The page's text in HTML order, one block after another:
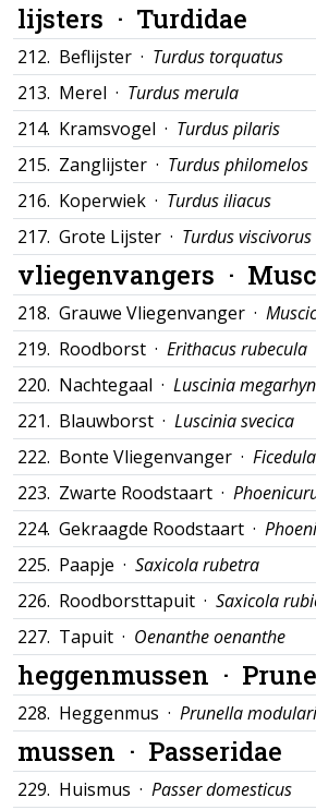
lijsters · Turdidae
212. Beflijster · Turdus torquatus
213. Merel · Turdus merula
214. Kramsvogel · Turdus pilaris
215. Zanglijster · Turdus philomelos
216. Koperwiek · Turdus iliacus
217. Grote Lijster · Turdus viscivorus
vliegenvangers ·
218. Grauwe Vliegenvanger ·
219. Roodborst · Erithacus rubecula
220. Nachtegaal · Luscinia
221. Blauwborst · Luscinia svecica
222. Bonte Vliegenvanger ·
223. Zwarte Roodstaart ·
224. Gekraagde Roodstaart ·
225. Paapje · Saxicola rubetra
226. Roodborsttapuit · Saxicola
227. Tapuit · Oenanthe oenanthe
heggenmussen ·
228. Heggenmus · Prunella
mussen · Passeridae
229. Huismus · Passer domesticus